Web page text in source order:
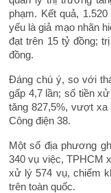
phạm. Kết quả,
yếu là giả mạo nhãn
đạt trên 15 tỷ đồng;
đồng.
Đáng chú ý, so với
gấp 4,7 lần; số tiền
tăng 827,5%, vượt
Công điện 38.
Một số địa phương
340 vụ việc, TPHCM
xử lý 574 vụ, chiếm
trên toàn quốc.